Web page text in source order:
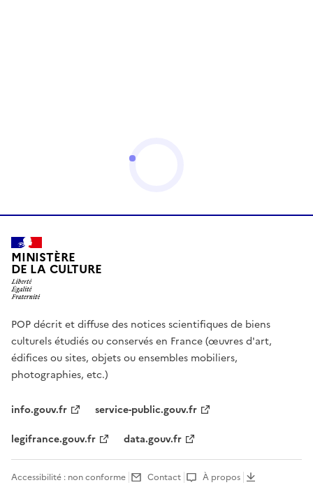
MINISTÈRE
DE LA CULTURE
POP décrit et diffuse des notices scientifiques de biens
culturels étudiés ou conservés en France (œuvres d'art,
édifices ou sites, objets ou ensembles mobiliers,
photographies, etc.)
info.gouv.fr
service-public.gouv.fr
legifrance.gouv.fr
data.gouv.fr
Accessibilité : non conforme Contact À propos